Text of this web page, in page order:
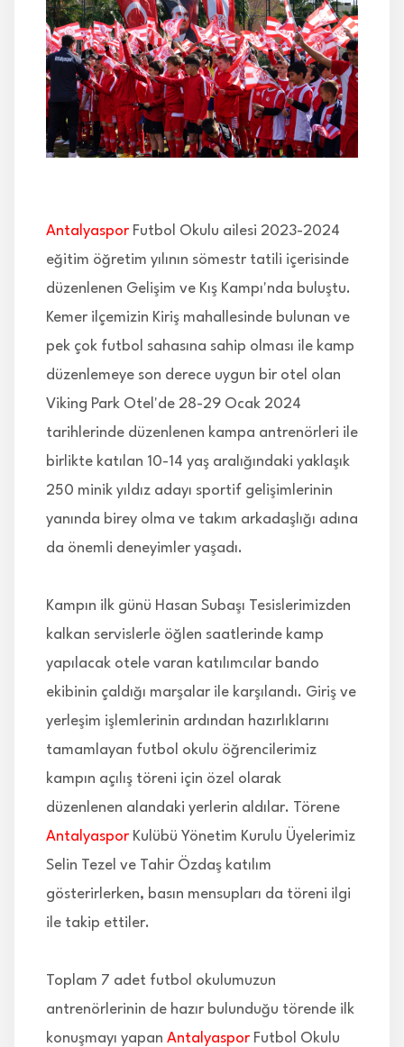
İLETİŞİM
Antalyaspor Futbol Okulu ailesi 2023-2024
eğitim öğretim yılının sömestr tatili içerisinde
düzenlenen Gelişim ve Kış Kampı'nda buluştu.
Kemer ilçemizin Kiriş mahallesinde bulunan ve
pek çok futbol sahasına sahip olması ile kamp
düzenlemeye son derece uygun bir otel olan
Viking Park Otel'de 28-29 Ocak 2024
tarihlerinde düzenlenen kampa antrenörleri ile
birlikte katılan 10-14 yaş aralığındaki yaklaşık
250 minik yıldız adayı sportif gelişimlerinin
yanında birey olma ve takım arkadaşlığı adına
da önemli deneyimler yaşadı.
Kampın ilk günü Hasan Subaşı Tesislerimizden
kalkan servislerle öğlen saatlerinde kamp
yapılacak otele varan katılımcılar bando
ekibinin çaldığı marşalar ile karşılandı. Giriş ve
yerleşim işlemlerinin ardından hazırlıklarını
tamamlayan futbol okulu öğrencilerimiz
kampın açılış töreni için özel olarak
düzenlenen alandaki yerlerin aldılar. Törene
Antalyaspor Kulübü Yönetim Kurulu Üyelerimiz
Selin Tezel ve Tahir Özdaş katılım
gösterirlerken, basın mensupları da töreni ilgi
ile takip ettiler.
Toplam 7 adet futbol okulumuzun
antrenörlerinin de hazır bulunduğu törende ilk
konuşmayı yapan Antalyaspor Futbol Okulu